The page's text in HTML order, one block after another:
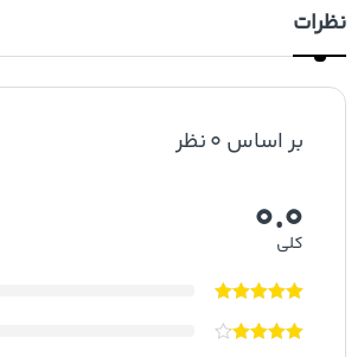
نظرات
بر اساس 0 نظر
0.0
کلی